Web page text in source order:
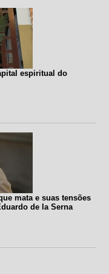
espiritual do
mata e suas tensões
de la Serna